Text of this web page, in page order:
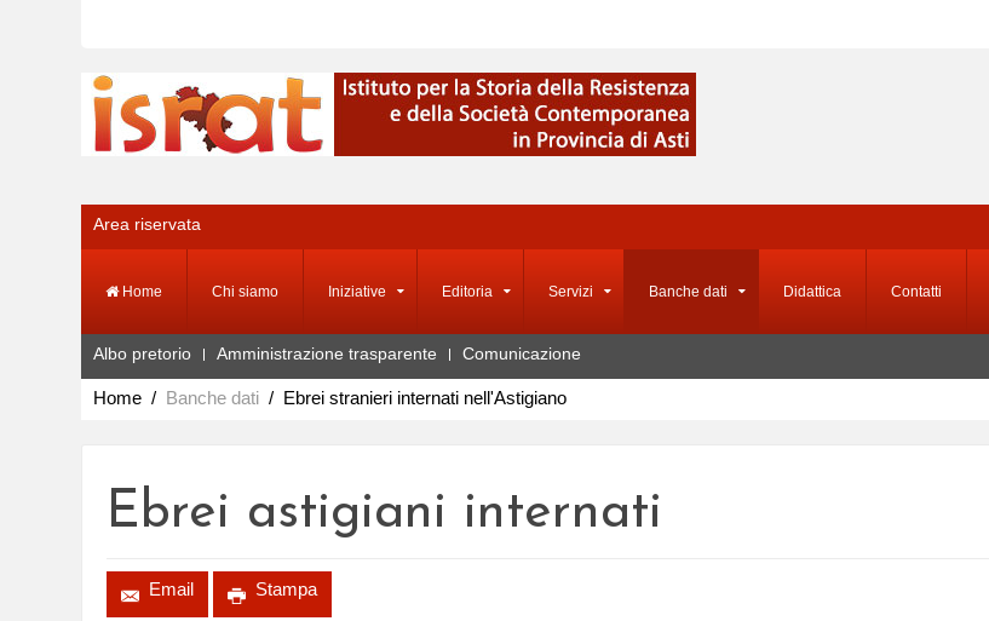
Area riservata
Home Chi siamo Iniziative Editoria Servizi Banche dati Didattica Contatti
Albo pretorio Amministrazione trasparente Comunicazione
Home Banche dati Ebrei stranieri internati nell'Astigiano
Ebrei astigiani internati
Email Stampa